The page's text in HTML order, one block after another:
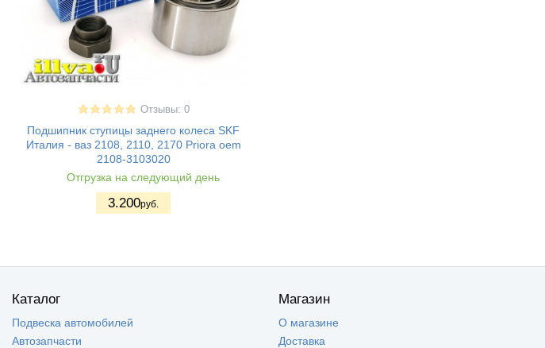
Отзывы: 0
Подшипник ступицы заднего колеса SKF
Италия - ваз 2108, 2110, 2170 Priora oem
2108-3103020
Отгрузка на следующий день
3.200руб.
Каталог
Подвеска автомобилей
Автозапчасти
Магазин
О магазине
Доставка